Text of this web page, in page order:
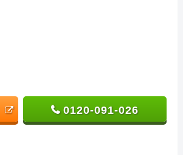
0120-091-026